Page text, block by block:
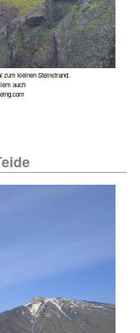
zum kleinen Steinstrand.
auch